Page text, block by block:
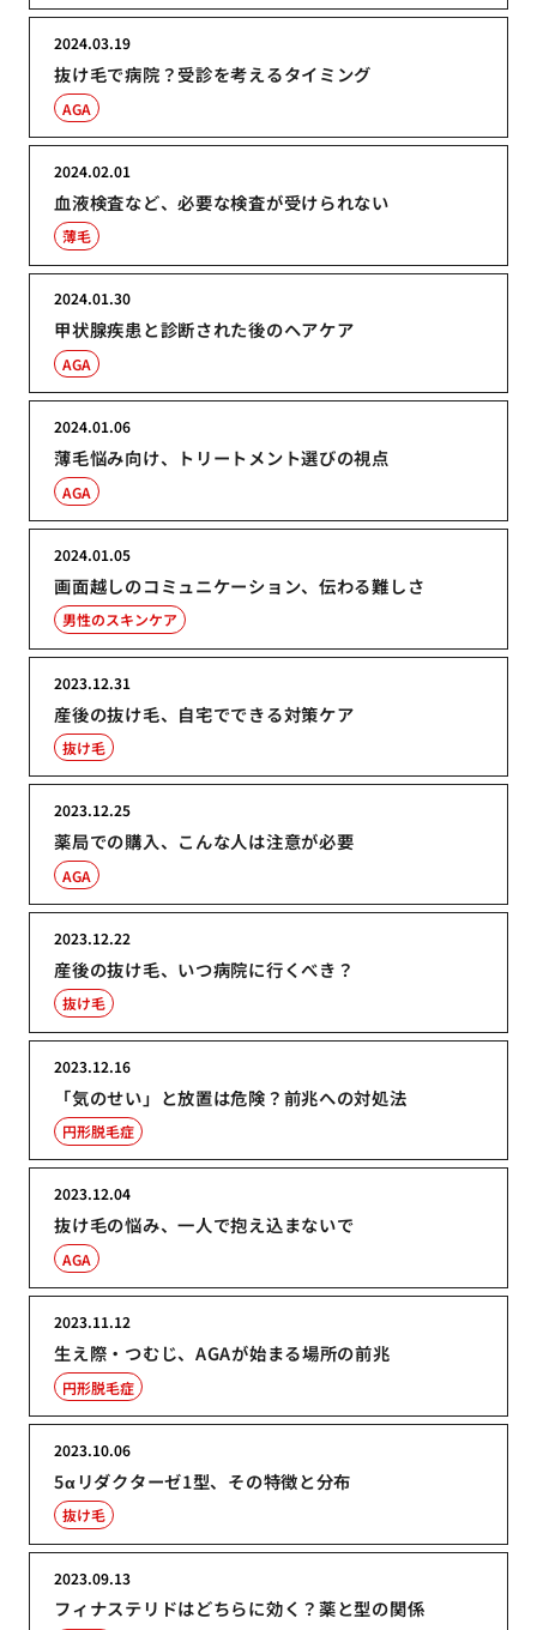
抜け毛で病院？受診を考えるタイミング
2024.03.19
AGA
血液検査など、必要な検査が受けられない
2024.02.01
薄毛
甲状腺疾患と診断された後のヘアケア
2024.01.30
AGA
薄毛悩み向け、トリートメント選びの視点
2024.01.06
AGA
画面越しのコミュニケーション、伝わる難しさ
2024.01.05
男性のスキンケア
産後の抜け毛、自宅でできる対策ケア
2023.12.31
抜け毛
薬局での購入、こんな人は注意が必要
2023.12.25
AGA
産後の抜け毛、いつ病院に行くべき？
2023.12.22
抜け毛
「気のせい」と放置は危険？前兆への対処法
2023.12.16
円形脱毛症
抜け毛の悩み、一人で抱え込まないで
2023.12.04
AGA
生え際・つむじ、AGAが始まる場所の前兆
2023.11.12
円形脱毛症
5αリダクターゼ1型、その特徴と分布
2023.10.06
抜け毛
フィナステリドはどちらに効く？薬と型の関係
2023.09.13